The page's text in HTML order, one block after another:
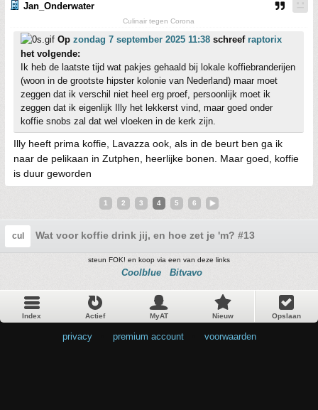
Jan_Onderwater
Culinair tegen Corona
Op zondag 7 september 2025 11:38 schreef raptorix
het volgende:
Ik heb de laatste tijd wat pakjes gehaald bij lokale koffiebranderijen
(woon in de grootste hipster kolonie van Nederland) maar moet
zeggen dat ik verschil niet heel erg proef, persoonlijk moet ik
zeggen dat ik eigenlijk Illy het lekkerst vind, maar goed onder
koffie snobs zal dat wel vloeken in de kerk zijn.
Illy heeft prima koffie, Lavazza ook, als in de beurt ben ga ik
naar de pelikaan in Zutphen, heerlijke bonen. Maar goed, koffie
is duur geworden
1 2 3 4 5 6
cul Wat voor koffie drink jij, en hoe zet je 'm? #13
steun FOK! en koop via een van deze links
Coolblue Bitvavo
Index Actief MyAT Nieuw Opslaan
privacy premium account voorwaarden